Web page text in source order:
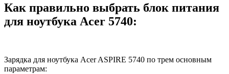
Как правильно выбрать блок питания
для ноутбука Acer 5740:
Зарядка для ноутбука Acer ASPIRE 5740 по трем основным
параметрам: